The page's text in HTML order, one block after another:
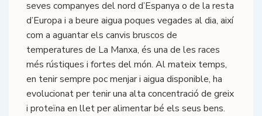
seves companyes del nord d’Espanya o de la resta
d’Europa i a beure aigua poques vegades al dia, així
com a aguantar els canvis bruscos de
temperatures de La Manxa, és una de les races
més rústiques i fortes del món. Al mateix temps,
en tenir sempre poc menjar i aigua disponible, ha
evolucionat per tenir una alta concentració de greix
i proteïna en llet per alimentar bé els seus bens.